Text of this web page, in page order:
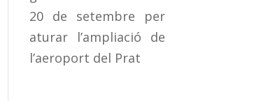
20 de setembre per
aturar l’ampliació de
l’aeroport del Prat